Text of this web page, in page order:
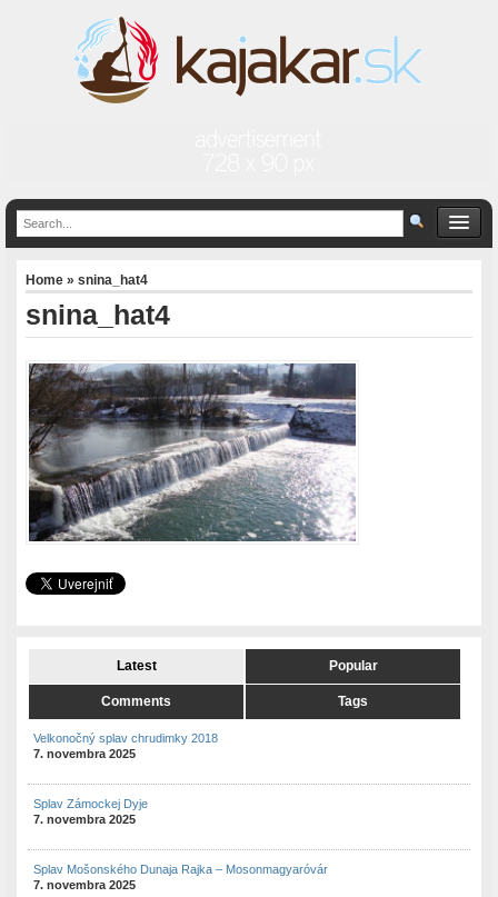
Home » snina_hat4
snina_hat4
Latest Popular
Comments Tags
Velkonočný splav chrudimky 2018
7. novembra 2025
Splav Zámockej Dyje
7. novembra 2025
Splav Mošonského Dunaja Rajka – Mosonmagyaróvár
7. novembra 2025